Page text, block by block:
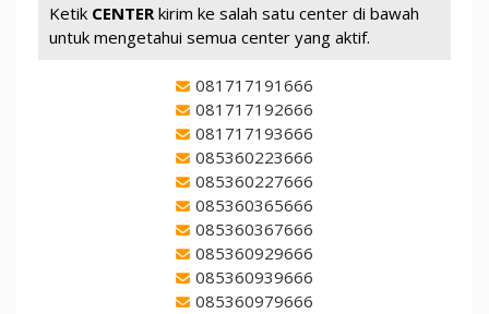
Ketik CENTERkirim ke salah satu center di bawah
untuk mengetahui semua center yang aktif.
081717191666
081717192666
081717193666
085360223666
085360227666
085360365666
085360367666
085360929666
085360939666
085360979666